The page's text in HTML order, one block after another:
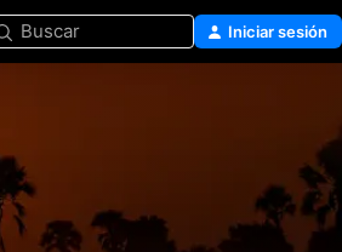
Buscar Iniciar sesión